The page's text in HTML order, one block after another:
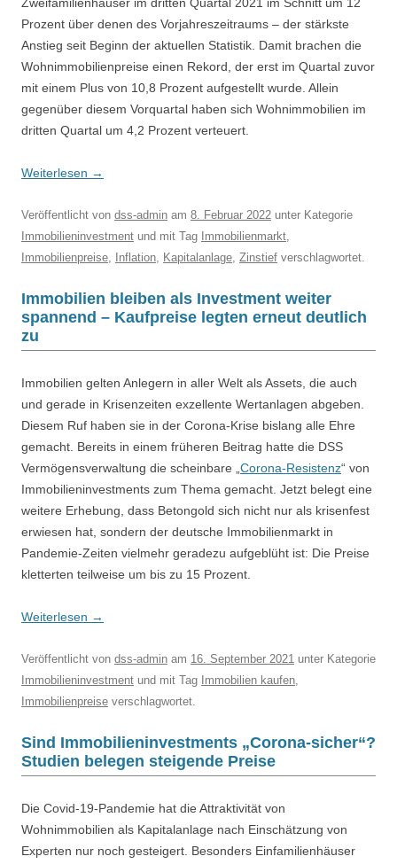
Prozent über denen des Vorjahreszeitraums – der stärkste
Anstieg seit Beginn der aktuellen Statistik. Damit brachen die
Wohnimmobilienpreise einen Rekord, der erst im Quartal zuvor
mit einem Plus von 10,8 Prozent aufgestellt wurde. Allein
gegenüber diesem Vorquartal haben sich Wohnimmobilien im
dritten Quartal um 4,2 Prozent verteuert.
Weiterlesen →
Veröffentlicht von dss-admin am 8. Februar 2022 unter Kategorie
Immobilieninvestment und mit Tag Immobilienmarkt,
Immobilienpreise, Inflation, Kapitalanlage, Zinstief verschlagwortet.
Immobilien bleiben als Investment weiter
spannend – Kaufpreise legten erneut deutlich
zu
Immobilien gelten Anlegern in aller Welt als Assets, die auch
und gerade in Krisenzeiten exzellente Wertanlagen abgeben.
Diesem Ruf haben sie in der Corona-Krise bislang alle Ehre
gemacht. Bereits in einem früheren Beitrag hatte die DSS
Vermögensverwaltung die scheinbare „ Corona-Resistenz“ von
Immobilieninvestments zum Thema gemacht. Jetzt belegt eine
weitere Erhebung, dass Betongold sich nicht nur als krisenfest
erwiesen hat, sondern der deutsche Immobilienmarkt in
Pandemie-Zeiten vielmehr geradezu aufgeblüht ist: Die Preise
kletterten teilweise um bis zu 15 Prozent.
Weiterlesen →
Veröffentlicht von dss-admin am 16. September 2021 unter Kategorie
Immobilieninvestment und mit Tag Immobilien kaufen,
Immobilienpreise verschlagwortet.
Sind Immobilieninvestments „Corona-sicher“?
Studien belegen steigende Preise
Die Covid-19-Pandemie hat die Attraktivität von
Wohnimmobilien als Kapitalanlage nach Einschätzung von
Experten nur noch gesteigert. Besonders Einfamilienhäuser